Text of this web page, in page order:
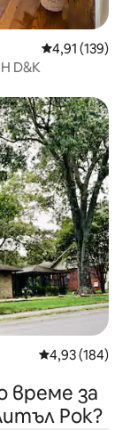
Средна
4,91 (139)
D&K
Средна
4,93 (184)
време за
Рок?